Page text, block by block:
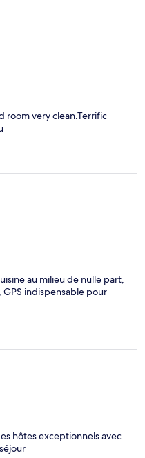
room very clean.Terrific
au milieu de nulle part,
indispensable pour
hôtes exceptionnels avec